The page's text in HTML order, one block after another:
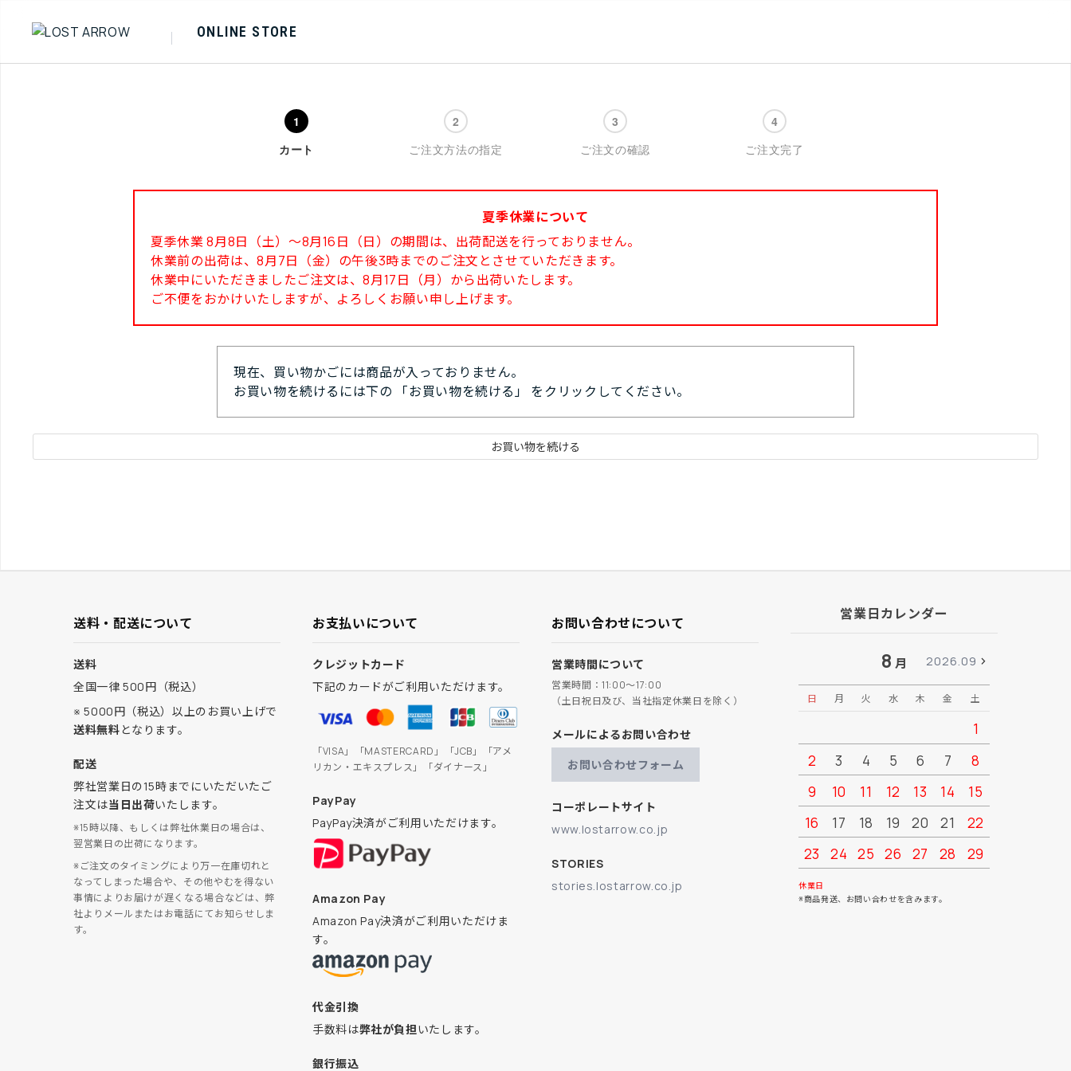
ONLINE STORE
カート ご注文方法の指定 ご注文の確認 ご注文完了
夏季休業について
夏季休業 8月8日（土）～8月16日（日）の期間は、出荷配送を行っておりません。
休業前の出荷は、8月7日（金）の午後3時までのご注文とさせていただきます。
休業中にいただきましたご注文は、8月17日（月）から出荷いたします。
ご不便をおかけいたしますが、よろしくお願い申し上げます。
現在、買い物かごには商品が入っておりません。
お買い物を続けるには下の 「お買い物を続ける」 をクリックしてください。
送料・配送について
送料
全国一律 500円（税込）
※ 5000円（税込）以上のお買い上げで
送料無料となります。
配送
弊社営業日の15時までにいただいたご
注文は当日出荷いたします。
※15時以降、もしくは弊社休業日の場合は、
翌営業日の出荷になります。
※ご注文のタイミングにより万一在庫切れと
なってしまった場合や、その他やむを得ない
事情によりお届けが遅くなる場合などは、弊
社よりメールまたはお電話にてお知らせしま
す。
お支払いについて
クレジットカード
下記のカードがご利用いただけます。
「VISA」「MASTERCARD」「JCB」「アメ
リカン・エキスプレス」「ダイナース」
PayPay
PayPay決済がご利用いただけます。
Amazon Pay
Amazon Pay決済がご利用いただけま
す。
代金引換
手数料は弊社が負担いたします。
銀行振込
お問い合わせについて
営業時間について
営業時間：11:00～17:00
（土日祝日及び、当社指定休業日を除く）
メールによるお問い合わせ
お問い合わせフォーム
コーポレートサイト
www.lostarrow.co.jp
STORIES
stories.lostarrow.co.jp
営業日カレンダー
8 月 2026.09
日 月 火 水 木 金 土
1
2
3 4 5 6 7
8
9
10 11 12 13 14
15
16
17 18 19 20 21
22
23
24 25 26 27 28
29
30
休業日
※商品発送、お問い合わせを含みます。